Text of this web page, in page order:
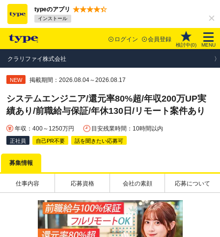
typeのアプリ
インストール
ログイン 会員登録
検討中(0) MENU
クラリファイ株式会社
NEW 掲載期間：2026.08.04～2026.08.17
システムエンジニア/還元率80%超/年収200万UP実
績あり/前職給与保証/年休130日/リモート案件あり
年収：400～1250万円 目安残業時間：10時間以内
正社員 自己PR不要 話を聞きたい応募可
募集情報
仕事内容 応募資格 会社の素顔 応募について